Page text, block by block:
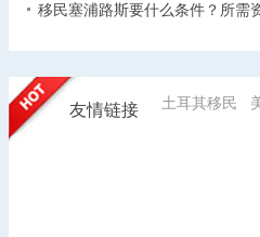
移民塞浦路斯要什么条件？所需
友情链接 土耳其移民